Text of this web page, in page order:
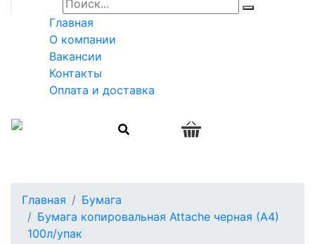
Главная
О компании
Вакансии
Контакты
Оплата и доставка
Главная
Бумага
Бумага копировальная Attache черная (А4)
100л/упак